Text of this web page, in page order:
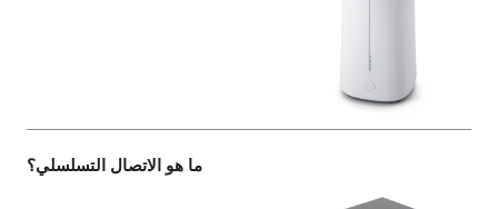
ما هو الاتصال التسلسلي؟